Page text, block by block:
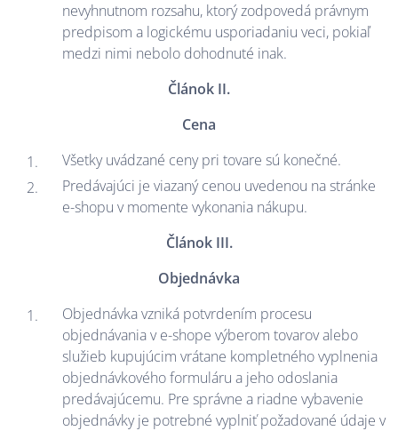
nevyhnutnom rozsahu, ktorý zodpovedá právnym
predpisom a logickému usporiadaniu veci, pokiaľ
medzi nimi nebolo dohodnuté inak.
Článok II.
Cena
Všetky uvádzané ceny pri tovare sú konečné.
Predávajúci je viazaný cenou uvedenou na stránke
e-shopu v momente vykonania nákupu.
Článok III.
Objednávka
Objednávka vzniká potvrdením procesu
objednávania v e-shope výberom tovarov alebo
služieb kupujúcim vrátane kompletného vyplnenia
objednávkového formuláru a jeho odoslania
predávajúcemu. Pre správne a riadne vybavenie
objednávky je potrebné vyplniť požadované údaje v